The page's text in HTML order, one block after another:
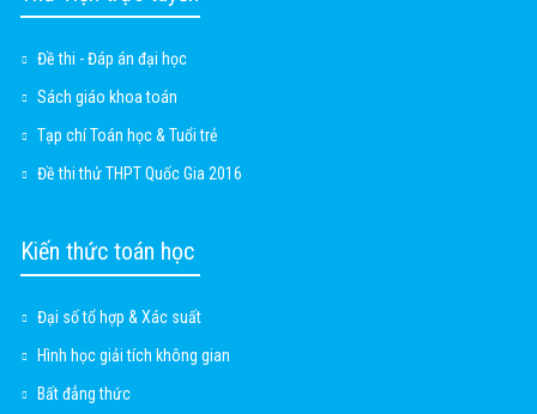
Đề thi - Đáp án đại học
Sách giáo khoa toán
Tạp chí Toán học & Tuổi trẻ
Đề thi thử THPT Quốc Gia 2016
Kiến thức toán học
Đại số tổ hợp & Xác suất
Hình học giải tích không gian
Bất đẳng thức